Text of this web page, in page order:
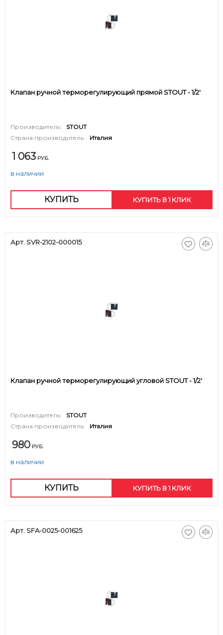
Клапан ручной терморегулирующий прямой STOUT - 1/2'
Производитель:
STOUT
Страна производитель:
Италия
1 063 РУБ.
в наличии
КУПИТЬ КУПИТЬ В 1 КЛИК
Арт. SVR-2102-000015
Клапан ручной терморегулирующий угловой STOUT - 1/2'
Производитель:
STOUT
Страна производитель:
Италия
980 РУБ.
в наличии
КУПИТЬ КУПИТЬ В 1 КЛИК
Арт. SFA-0025-001625